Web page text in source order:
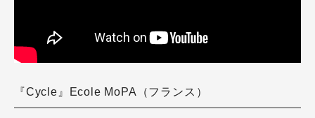
『Cycle』Ecole MoPA（フランス）